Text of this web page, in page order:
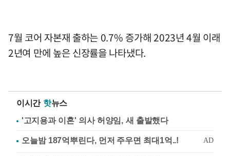
7월 코어 자본재 출하는 0.7% 증가해 2023년 4월 이래
2년여 만에 높은 신장률을 나타냈다.
이시간 핫뉴스
'고지용과 이혼' 의사 허양임, 새 출발했다